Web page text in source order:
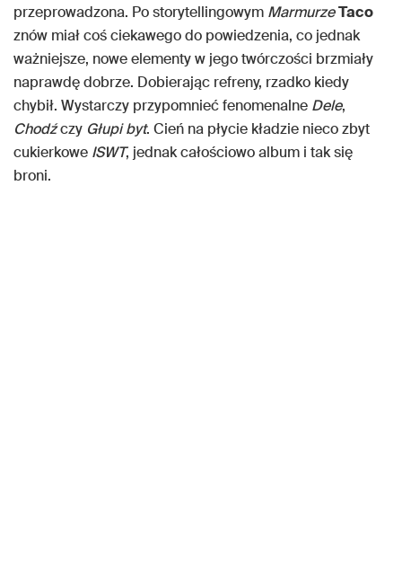
przeprowadzona. Po storytellingowym MarmurzeTaco
znów miał coś ciekawego do powiedzenia, co jednak
ważniejsze, nowe elementy w jego twórczości brzmiały
naprawdę dobrze. Dobierając refreny, rzadko kiedy
chybił. Wystarczy przypomnieć fenomenalne Dele,
Chodźczy Głupi byt. Cień na płycie kładzie nieco zbyt
cukierkowe ISWT, jednak całościowo album i tak się
broni.